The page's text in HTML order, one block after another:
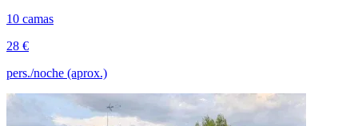
10 camas
28 €
pers./noche (aprox.)